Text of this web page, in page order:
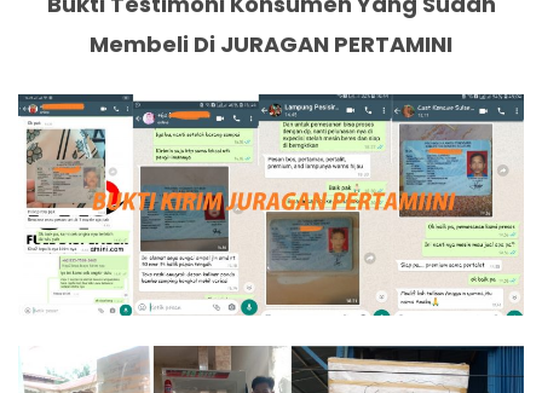
Membeli Di JURAGAN PERTAMINI